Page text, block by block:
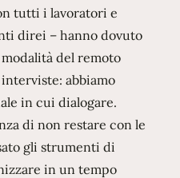
tutti i lavoratori e
direi – hanno dovuto
del remoto
abbiamo
in cui dialogare.
di non restare con le
gli strumenti di
in un tempo